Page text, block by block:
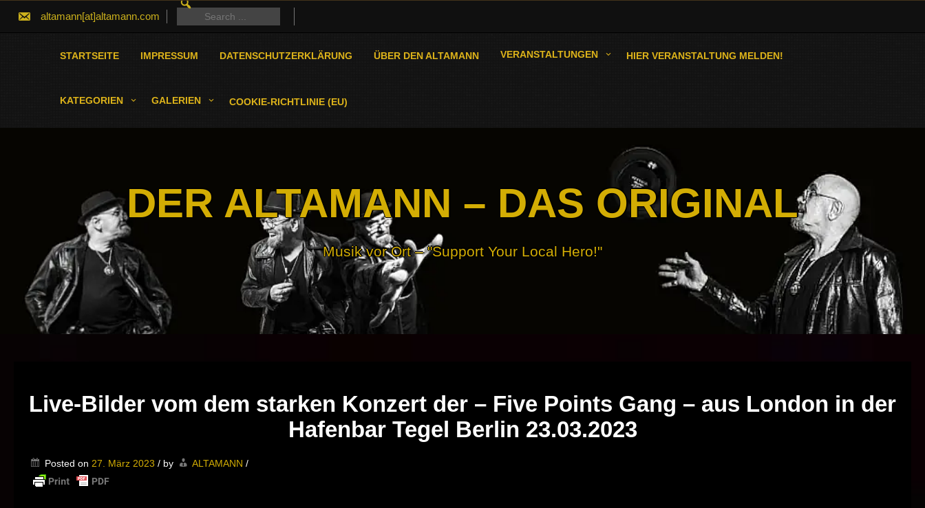
altamann[at]altamann.com
FOR:
Search
for:
STARTSEITE IMPRESSUM DATENSCHUTZERKLÄRUNG ÜBER DEN ALTAMANN VERANSTALTUNGEN HIER VERANSTALTUNG MELDEN!
KATEGORIEN GALERIEN COOKIE-RICHTLINIE (EU)
DER ALTAMANN – DAS ORIGINAL
Musik vor Ort – "Support Your Local Hero!"
Live-Bilder vom dem starken Konzert der – Five Points Gang – aus London in der
Hafenbar Tegel Berlin 23.03.2023
Posted on 27. März 2023 / by ALTAMANN /